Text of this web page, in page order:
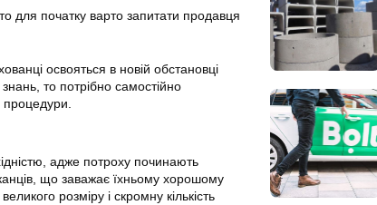
для початку варто запитати продавця
освояться в новій обстановці
то потрібно самостійно
адже потроху починають
що заважає їхньому хорошому
розміру і скромну кількість